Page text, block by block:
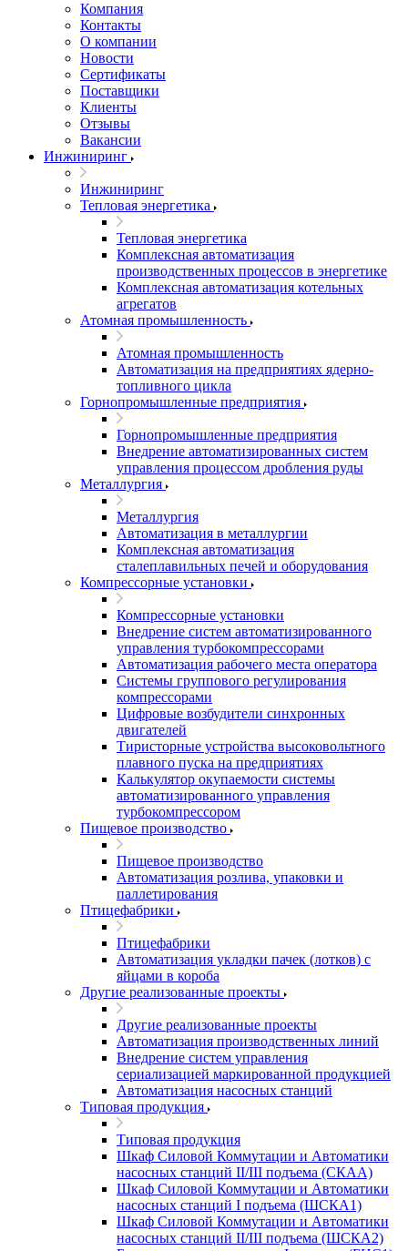
Компания
Контакты
О компании
Новости
Сертификаты
Поставщики
Клиенты
Отзывы
Вакансии
Инжиниринг
Инжиниринг
Тепловая энергетика
Тепловая энергетика
Комплексная автоматизация
производственных процессов в энергетике
Комплексная автоматизация котельных
агрегатов
Атомная промышленность
Атомная промышленность
Автоматизация на предприятиях ядерно-
топливного цикла
Горнопромышленные предприятия
Горнопромышленные предприятия
Внедрение автоматизированных систем
управления процессом дробления руды
Металлургия
Металлургия
Автоматизация в металлургии
Комплексная автоматизация
сталеплавильных печей и оборудования
Компрессорные установки
Компрессорные установки
Внедрение систем автоматизированного
управления турбокомпрессорами
Автоматизация рабочего места оператора
Системы группового регулирования
компрессорами
Цифровые возбудители синхронных
двигателей
Тиристорные устройства высоковольтного
плавного пуска на предприятиях
Калькулятор окупаемости системы
автоматизированного управления
турбокомпрессором
Пищевое производство
Пищевое производство
Автоматизация розлива, упаковки и
паллетирования
Птицефабрики
Птицефабрики
Автоматизация укладки пачек (лотков) с
яйцами в короба
Другие реализованные проекты
Другие реализованные проекты
Автоматизация производственных линий
Внедрение систем управления
сериализацией маркированной продукцией
Автоматизация насосных станций
Типовая продукция
Типовая продукция
Шкаф Силовой Коммутации и Автоматики
насосных станций II/III подъема (СКАА)
Шкаф Силовой Коммутации и Автоматики
насосных станций I подъема (ШСКА1)
Шкаф Силовой Коммутации и Автоматики
насосных станций II/III подъема (ШСКА2)